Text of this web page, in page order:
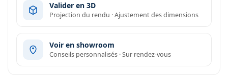
Valider en 3D
Projection du rendu · Ajustement des dimensions
Voir en showroom
Conseils personnalisés · Sur rendez-vous